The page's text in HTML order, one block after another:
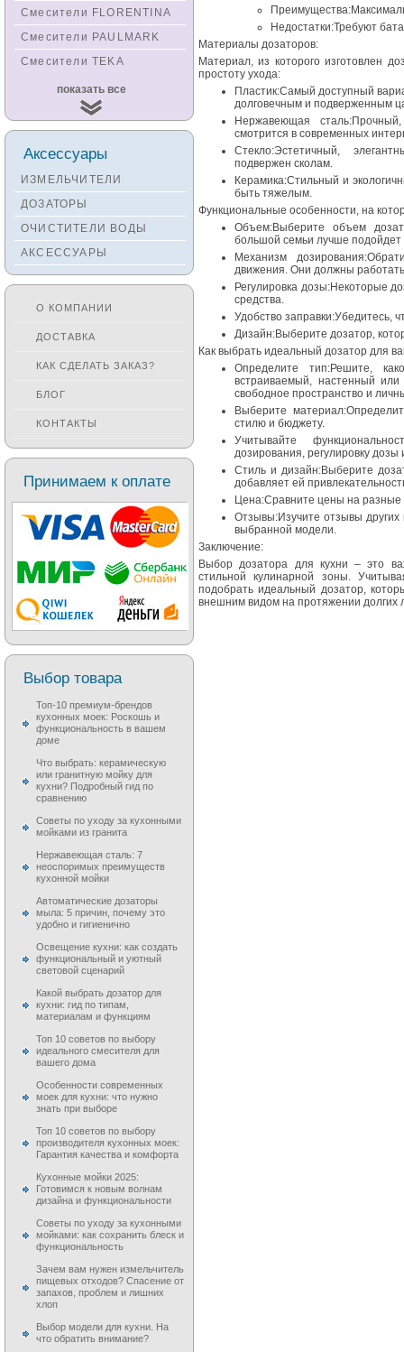
Недостатки:Требуют
Материалы дозаторов:
Материал, из которого изготовлен
простоту ухода:
Пластик:Самый доступный
долговечным и подверженным
Нержавеющая
смотрится в современных
Стекло:Эстетичный,
подвержен сколам.
Керамика:Стильный и
быть тяжелым.
Функциональные особенности, на
Объем:Выберите объем
большой семьи лучше
Механизм
движения. Они должны
Регулировка дозы:Некоторые
средства.
Удобство заправки:Убедитесь,
Дизайн:Выберите дозатор,
Как выбрать идеальный дозатор для
Определите тип:Решите,
встраиваемый, настенный
свободное пространство и
Выберите
стилю и бюджету.
Учитывайте
дозирования, регулировку дозы
Стиль и дизайн:Выберите
добавляет ей
Цена:Сравните цены на
Отзывы:Изучите отзывы других
выбранной модели.
Заключение:
Выбор дозатора для кухни – это
стильной кулинарной зоны.
подобрать идеальный дозатор,
внешним видом на протяжении долгих
Смесители FLORENTINA
Смесители PAULMARK
Смесители TEKA
Смесители
KUCHENSTERN
Смесители ZORG
Смесители KANTERA
Смесители SEAMAN
Смесители
Zigmund&Shtain
Смесители OULIN
Смесители под бронзу
показать все
Аксессуары
ИЗМЕЛЬЧИТЕЛИ
ДОЗАТОРЫ
ОЧИСТИТЕЛИ ВОДЫ
АКСЕССУАРЫ
О КОМПАНИИ
ДОСТАВКА
КАК СДЕЛАТЬ ЗАКАЗ?
БЛОГ
КОНТАКТЫ
Принимаем к оплате
Выбор товара
Топ-10 премиум-брендов
кухонных моек: Роскошь и
функциональность в вашем
доме
Что выбрать: керамическую
или гранитную мойку для
кухни? Подробный гид по
сравнению
Советы по уходу за кухонными
мойками из гранита
Нержавеющая сталь: 7
неоспоримых преимуществ
кухонной мойки
Автоматические дозаторы
мыла: 5 причин, почему это
удобно и гигиенично
Освещение кухни: как создать
функциональный и уютный
световой сценарий
Какой выбрать дозатор для
кухни: гид по типам,
материалам и функциям
Топ 10 советов по выбору
идеального смесителя для
вашего дома
Особенности современных
моек для кухни: что нужно
знать при выборе
Топ 10 советов по выбору
производителя кухонных моек:
Гарантия качества и комфорта
Кухонные мойки 2025:
Готовимся к новым волнам
дизайна и функциональности
Советы по уходу за кухонными
мойками: как сохранить блеск и
функциональность
Зачем вам нужен измельчитель
пищевых отходов? Спасение от
запахов, проблем и лишних
хлоп
Выбор модели для кухни. На
что обратить внимание?